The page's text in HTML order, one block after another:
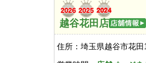
越谷花田店
住所： 埼玉県越谷市花田